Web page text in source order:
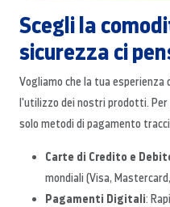
Scegli la
sicurezza ci
Vogliamo che la tua
l'utilizzo dei nostri prodotti.
solo metodi di pagamento
Carte di Credito e
mondiali (Visa,
Pagamenti Digitali: